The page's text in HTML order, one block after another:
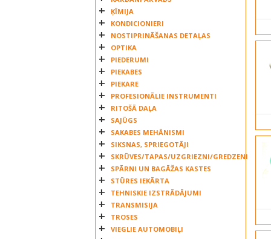
IVECO
JMANY
KAHVECI
KOLBENSCHMIDT
KONVEKTA
KORMAS
LAND ROVER
LINNIG
MAGNETI MARELLI
MAHLE
MAN
MANN HUMMEL
MARKET ISTANBUL
MARTEX
MEGA
ĶĪMIJA
KONDICIONIERI
NOSTIPRINĀŠANAS DETAĻAS
OPTIKA
PIEDERUMI
PIEKABES
PIEKARE
PROFESIONĀLIE INSTRUMENTI
RITOŠĀ DAĻA
SAJŪGS
SAKABES MEHĀNISMI
SIKSNAS, SPRIEGOTĀJI
SKRŪVES/TAPAS/UZGRIEZNI/GREDZENI
SPĀRNI UN BAGĀŽAS KASTES
STŪRES IEKĀRTA
TEHNISKIE IZSTRĀDĀJUMI
TRANSMISIJA
TROSES
VIEGLIE AUTOMOBIĻI